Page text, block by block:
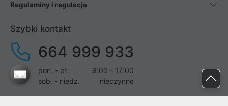
Regulaminy i regulacje
Szybki kontakt
664 999 933
pon. - pt.
9:00 - 17:00
sob. - niedz.
nieczynne